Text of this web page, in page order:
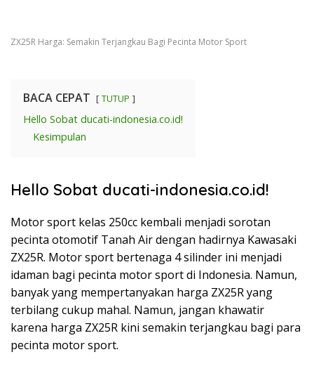
ZX25R Harga: Semakin Terjangkau Bagi Pecinta Motor Sport
BACA CEPAT TUTUP
Hello Sobat ducati-indonesia.co.id!
Kesimpulan
Hello Sobat ducati-indonesia.co.id!
Motor sport kelas 250cc kembali menjadi sorotan
pecinta otomotif Tanah Air dengan hadirnya Kawasaki
ZX25R. Motor sport bertenaga 4 silinder ini menjadi
idaman bagi pecinta motor sport di Indonesia. Namun,
banyak yang mempertanyakan harga ZX25R yang
terbilang cukup mahal. Namun, jangan khawatir
karena harga ZX25R kini semakin terjangkau bagi para
pecinta motor sport.